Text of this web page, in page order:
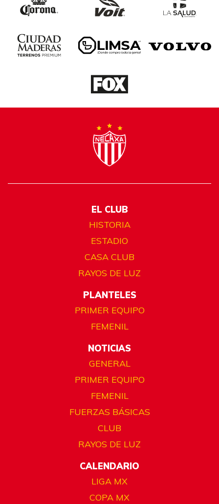
EL CLUB
HISTORIA
ESTADIO
CASA CLUB
RAYOS DE LUZ
PLANTELES
PRIMER EQUIPO
FEMENIL
NOTICIAS
GENERAL
PRIMER EQUIPO
FEMENIL
FUERZAS BÁSICAS
CLUB
RAYOS DE LUZ
CALENDARIO
LIGA MX
COPA MX